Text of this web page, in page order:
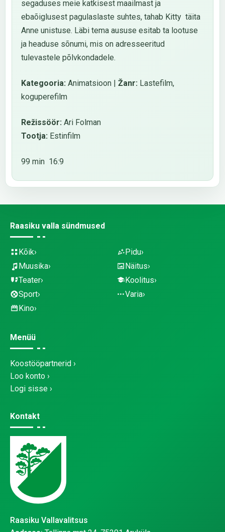
segaduses meie katkisest maailmast ja
ebaõiglusest pagulaslaste suhtes, tahab Kitty täita
Anne unistuse. Läbi tema aususe esitab ta lootuse
ja headuse sõnumi, mis on adresseeritud
tulevastele põlvkondadele.
Kategooria: Animatsioon | Žanr: Lastefilm,
koguperefilm
Režissöör: Ari Folman
Tootja: Estinfilm
99 min 16:9
Raasiku valla sündmused
Kõik
Muusika
Teater
Sport
Kino
Pidu
Näitus
Koolitus
Varia
Menüü
Koostööpartnerid
Loo konto
Logi sisse
Kontakt
Raasiku Vallavalitsus